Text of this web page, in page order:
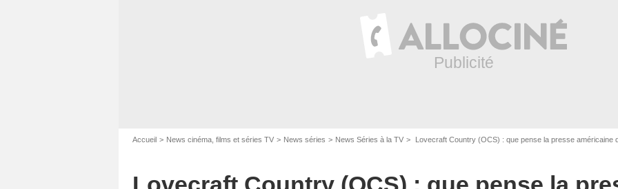
Accueil News cinéma, films et séries TV News séries News Séries à la TV Lovecraft Country (OCS) : que pense la presse américaine